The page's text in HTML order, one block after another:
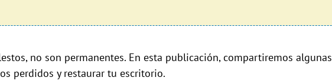
no son permanentes. En esta publicación, compartiremos algunas
perdidos y restaurar tu escritorio.